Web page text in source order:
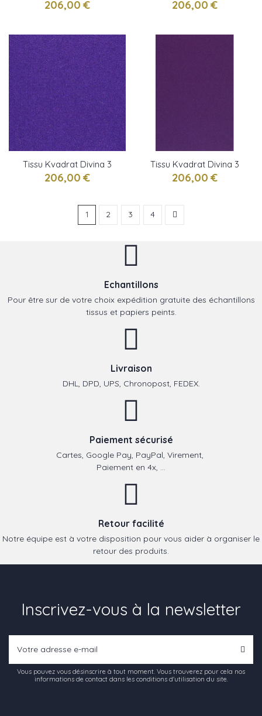
206,00 € 206,00 €
Tissu Kvadrat Divina 3
indigo
206,00 €
Tissu Kvadrat Divina 3
violet
206,00 €
1 2 3 4
Echantillons
Pour être sur de votre choix expédition gratuite des échantillons
tissus et papiers peints.
Livraison
DHL, DPD, UPS, Chronopost, FEDEX.
Paiement sécurisé
Cartes, Google Pay, PayPal, Virement,
Paiement en 4x, ...
Retour facilité
Notre équipe est à votre disposition pour vous aider à organiser le
retour des produits.
Inscrivez-vous à la newsletter
Vous pouvez vous désinscrire à tout moment. Vous trouverez pour cela nos
informations de contact dans les conditions d'utilisation du site.